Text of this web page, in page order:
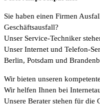
Sie haben einen Firmen
Geschäftsausfall?
Unser Service-Techniker
Unser Internet und Telefon-
Berlin, Potsdam und
Wir bieten unseren
Wir helfen Ihnen bei
Unsere Berater stehen für die